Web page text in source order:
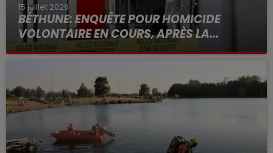
15 juillet 2026
BÉTHUNE: ENQUÊTE POUR HOMICIDE
VOLONTAIRE EN COURS, APRÈS LA...
Selon les premiers éléments, le logement servait